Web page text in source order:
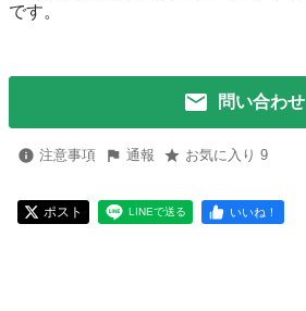
です。
問い合わせ
注意事項 通報 お気に入り 9
ポスト LINEで送る いいね！